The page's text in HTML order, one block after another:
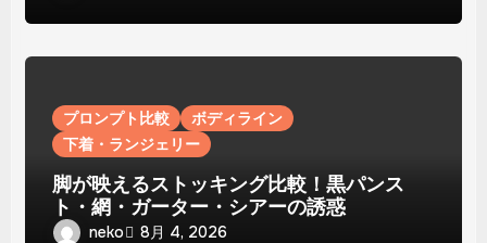
プロンプト比較
ボディライン
下着・ランジェリー
脚が映えるストッキング比較！黒パンス
ト・網・ガーター・シアーの誘惑
neko 8月 4, 2026